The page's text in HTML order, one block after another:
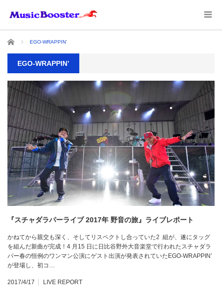
ホーム EGO-WRAPPIN’
EGO-WRAPPIN’
『スチャダラパーライブ 2017年 野音の旅』ライブレポート
かねてから親交も深く、そしてリスペクトし合っていた2 組が、遂にタッグ
を組んだ新曲が完成！4 月15 日に日比谷野外大音楽堂で行われたスチャダラ
パー春の恒例のワンマン公演にゲスト出演が発表されていたEGO-WRAPPIN’
が登場し、初コ…
2017/4/17 LIVE REPORT